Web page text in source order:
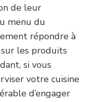
de leur
menu du
répondre à
les produits
si vous
votre cuisine
d’engager